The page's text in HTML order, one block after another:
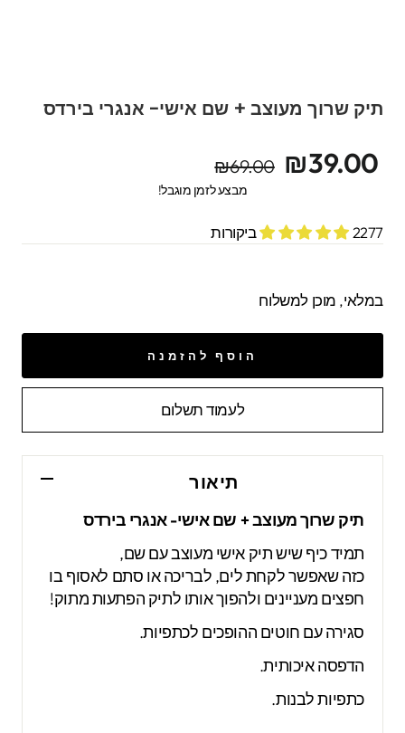
תיק שרוך מעוצב + שם אישי- אנגרי בירדס
מחיר
מקורי
מחיר
מבצע
₪39.00
₪69.00
מבצע לזמן מוגבל!
2277 ביקורות
במלאי, מוכן למשלוח
הוסף להזמנה
לעמוד תשלום
תיאור
תיק שרוך מעוצב + שם אישי- אנגרי בירדס
תמיד כיף שיש תיק אישי מעוצב עם שם,
כזה שאפשר לקחת לים, לבריכה או סתם לאסוף בו
חפצים מעניינים ולהפוך אותו לתיק הפתעות מתוק!
סגירה עם חוטים ההופכים לכתפיות.
הדפסה איכותית.
כתפיות לבנות.